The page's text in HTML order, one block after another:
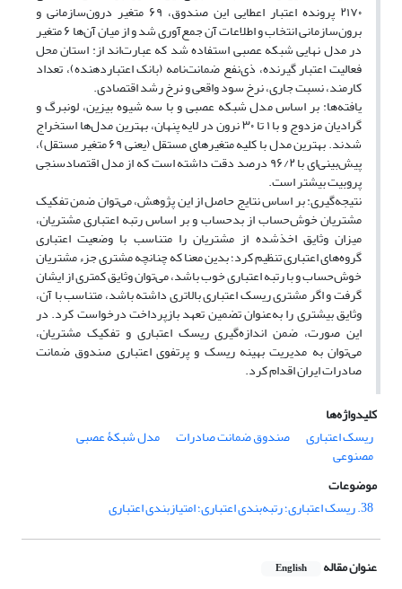
۲۱۷۰ پرونده اعتبار اعطایی این صندوق، ۶۹ متغیر درون‌سازمانی و
برون‌سازمانی انتخاب و اطلاعات آن جمع‌آوری شد و از میان آن‌ها ۶ متغیر
در مدل نهایی شبکه عصبی استفاده شد که عبارت‌اند از: استان محل
فعالیت اعتبار گیرنده، ذی‌نفع ضمانت‌نامه (بانک اعتباردهنده)، تعداد
کارمند، نسبت جاری، نرخ سود واقعی و نرخ رشد اقتصادی.
یافته‌ها: بر اساس مدل شبکه عصبی و با سه شیوه بیزین، لونبرگ و
گرادیان مزدوج و با ۱ تا ۳۰ نرون در لایه پنهان، بهترین مدل‌ها استخراج
شدند. بهترین مدل با کلیه متغیرهای مستقل (یعنی ۶۹ متغیر مستقل)،
پیش‌بینی‌ای با ۹۶/۲ درصد دقت داشته است که از مدل اقتصادسنجی
پروبیت بیشتر است.
نتیجه‌گیری: بر اساس نتایج حاصل از این پژوهش، می‌توان ضمن تفکیک
مشتریان خوش‌حساب از بدحساب و بر اساس رتبه اعتباری مشتریان،
میزان وثایق اخذشده از مشتریان را متناسب با وضعیت اعتباری
گروه‌های اعتباری تنظیم کرد؛ بدین معنا که چنانچه مشتری جزء مشتریان
خوش‌حساب و با رتبه اعتباری خوب باشد، می‌توان وثایق کمتری از ایشان
گرفت و اگر مشتری ریسک اعتباری بالاتری داشته باشد، متناسب با آن،
وثایق بیشتری را به‌عنوان تضمین تعهد بازپرداخت درخواست کرد. در
این صورت، ضمن اندازه‌گیری ریسک اعتباری و تفکیک مشتریان،
می‌توان به مدیریت بهینه ریسک و پرتفوی اعتباری صندوق ضمانت
صادرات ایران اقدام کرد.
کلیدواژه‌ها
ریسک اعتباری
صندوق ضمانت صادرات مدل شبکۀ عصبی
مصنوعی
موضوعات
38. ریسک اعتباری؛ رتبه‌بندی اعتباری؛ امتیاز‌بندی اعتباری
عنوان مقاله English